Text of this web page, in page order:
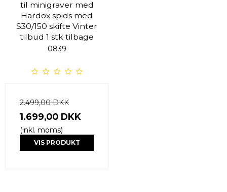
til minigraver med
Hardox spids med
S30/150 skifte Vinter
tilbud 1 stk tilbage
0839
2.499,00 DKK
1.699,00 DKK
(inkl. moms)
VIS PRODUKT